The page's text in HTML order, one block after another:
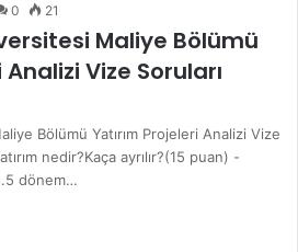
0 21
Maliye Bölümü
Vize Soruları
Bölümü Yatırım Projeleri Analizi Vize
nedir?Kaça ayrılır?(15 puan) -
dönem…